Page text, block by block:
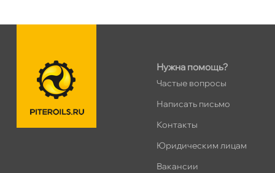
Пн–Вс10:00 – 21:00
пр.Науки 10к1 (2 этаж)
ПН–ВС
Сегодня, бесплатно
Ленинский пр. 92 к.1
Нужна помощь?
Частые вопросы
Написать письмо
Контакты
Юридическим лицам
акансии